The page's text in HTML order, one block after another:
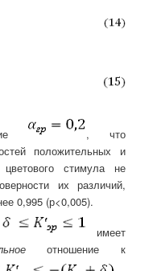
, что
положительных и
цветового стимула не
их различий,
0,995 (р<0,005).
имеет
отношение к